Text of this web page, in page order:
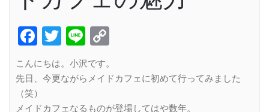
Facebook
Twitter
Line
こんにちは。小沢です。
先日、今更ながらメイドカフェに初めて行ってみました
（笑）
メイドカフェなるものが登場してはや数年。